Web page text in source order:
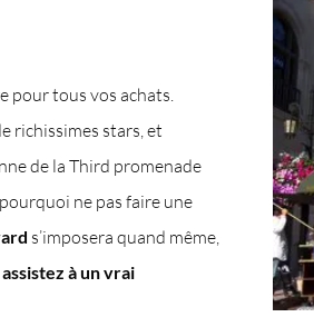
pour tous vos achats.
richissimes stars, et
de la Third promenade
ne pas faire une
s’imposera quand même,
assistez à un vrai